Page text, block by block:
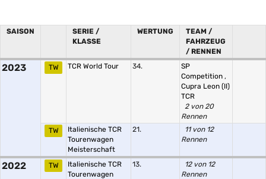
SAISON
SERIE /
KLASSE
WERTUNG
TEAM /
FAHRZEUG
/ RENNEN
2023 TW TCR World Tour 34.
SP
Competition ,
Cupra Leon (II)
TCR
2 von 20
Rennen
TW
Italienische TCR
Tourenwagen
Meisterschaft
21.
11 von 12
Rennen
2022 TW
Italienische TCR
Tourenwagen
13.
12 von 12
Rennen